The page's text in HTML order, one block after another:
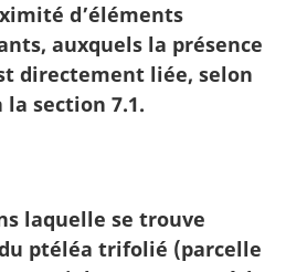
d’éléments
auxquels la présence
directement liée, selon
section 7.1.
laquelle se trouve
ptéléa trifolié (parcelle